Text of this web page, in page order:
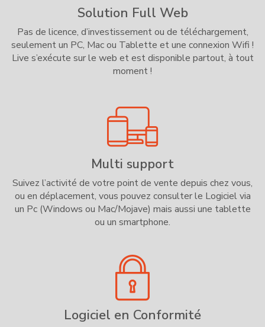
Solution Full Web
Pas de licence, d’investissement ou de téléchargement,
seulement un PC, Mac ou Tablette et une connexion Wifi !
Live s’exécute sur le web et est disponible partout, à tout
moment !
Multi support
Suivez l’activité de votre point de vente depuis chez vous,
ou en déplacement, vous pouvez consulter le Logiciel via
un Pc (Windows ou Mac/Mojave) mais aussi une tablette
ou un smartphone.
Logiciel en Conformité